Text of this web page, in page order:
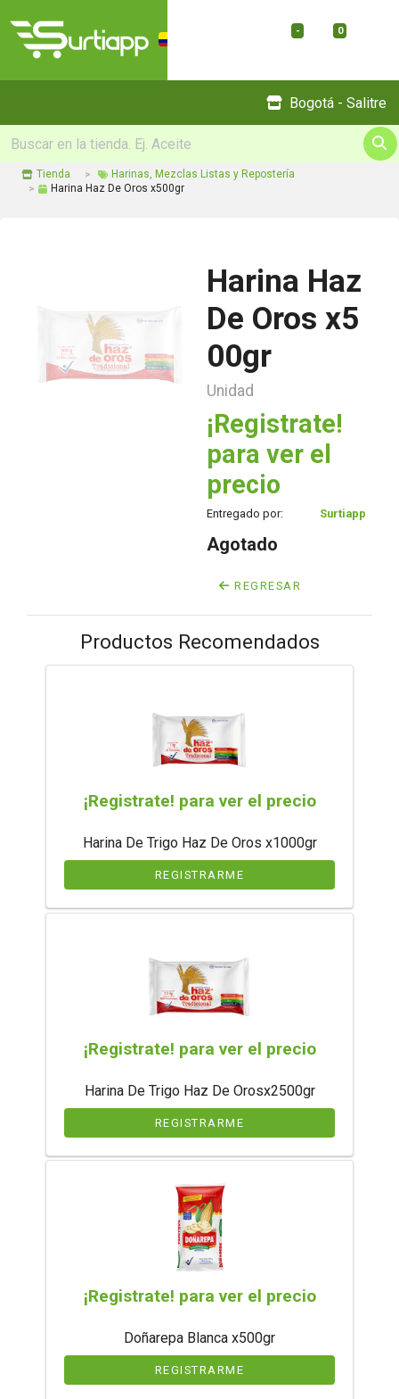
- 0
Bogotá - Salitre
Tienda
Harinas, Mezclas Listas y Repostería
Harina Haz De Oros x500gr
Harina Haz
De Oros x5
00gr
Unidad
¡Registrate!
para ver el
precio
Entregado por: Surtiapp
Agotado
REGRESAR
Productos Recomendados
¡Registrate! para ver el precio
Harina De Trigo Haz De Oros x1000gr
REGISTRARME
¡Registrate! para ver el precio
Harina De Trigo Haz De Orosx2500gr
REGISTRARME
¡Registrate! para ver el precio
Doñarepa Blanca x500gr
REGISTRARME